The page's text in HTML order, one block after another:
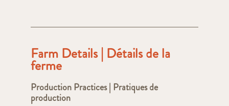
Farm Details | Détails de la
ferme
Production Practices | Pratiques de
production